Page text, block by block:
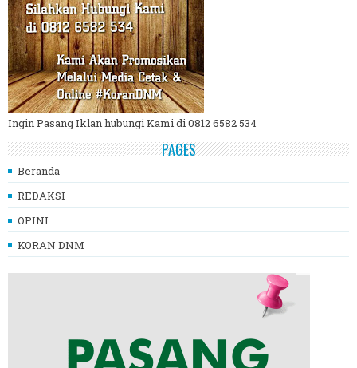
Ingin Pasang Iklan hubungi Kami di 0812 6582 534
PAGES
Beranda
REDAKSI
OPINI
KORAN DNM